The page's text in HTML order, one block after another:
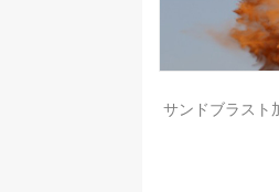
サンドブラスト